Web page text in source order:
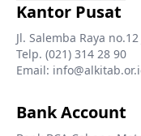
Kantor Pusat
Jl. Salemba Raya
Telp. (021) 314 28 90
Email:
Bank Account